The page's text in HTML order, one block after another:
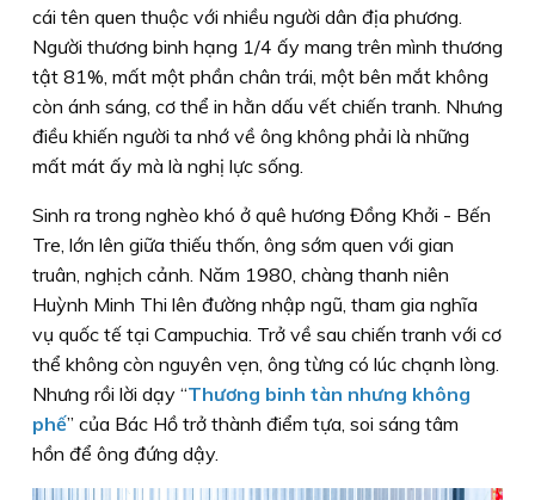
cái tên quen thuộc với nhiều người dân địa phương.
Người thương binh hạng 1/4 ấy mang trên mình thương
tật 81%, mất một phần chân trái, một bên mắt không
còn ánh sáng, cơ thể in hằn dấu vết chiến tranh. Nhưng
điều khiến người ta nhớ về ông không phải là những
mất mát ấy mà là nghị lực sống.
Sinh ra trong nghèo khó ở quê hương Đồng Khởi - Bến
Tre, lớn lên giữa thiếu thốn, ông sớm quen với gian
truân, nghịch cảnh. Năm 1980, chàng thanh niên
Huỳnh Minh Thi lên đường nhập ngũ, tham gia nghĩa
vụ quốc tế tại Campuchia. Trở về sau chiến tranh với cơ
thể không còn nguyên vẹn, ông từng có lúc chạnh lòng.
Nhưng rồi lời dạy “Thương binh tàn nhưng không
phế” của Bác Hồ trở thành điểm tựa, soi sáng tâm
hồn để ông đứng dậy.